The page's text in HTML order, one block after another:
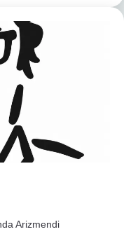
Arizmendi